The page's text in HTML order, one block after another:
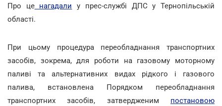
Про ценагадали у прес-службі ДПС у Тернопільській
області.
При цьому процедура переобладнання транспортних
засобів, зокрема, для роботи на газовому моторному
паливі та альтернативних видах рідкого і газового
палива, встановлена Порядком переобладнання
транспортних засобів, затвердженим постановою